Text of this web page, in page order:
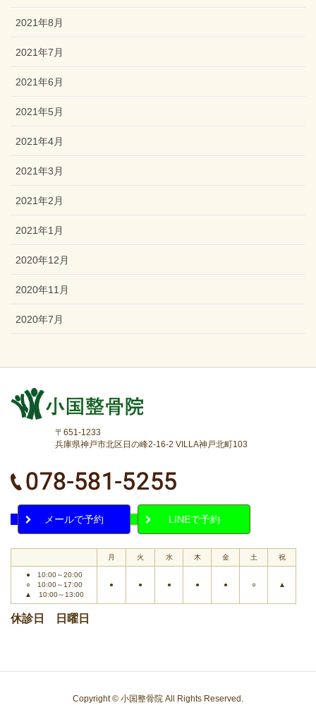
2021年8月
2021年7月
2021年6月
2021年5月
2021年4月
2021年3月
2021年2月
2021年1月
2020年12月
2020年11月
2020年7月
〒651-1233
兵庫県神戸市北区日の峰2-16-2 VILLA神戸北町103
メールで予約 LINEで予約
月 火 水 木 金 土 祝
● 10:00～20:00
○ 10:00～17:00
▲ 10:00～13:00
● ● ● ● ● ○ ▲
休診日 日曜日
Copyright © 小国整骨院 All Rights Reserved.